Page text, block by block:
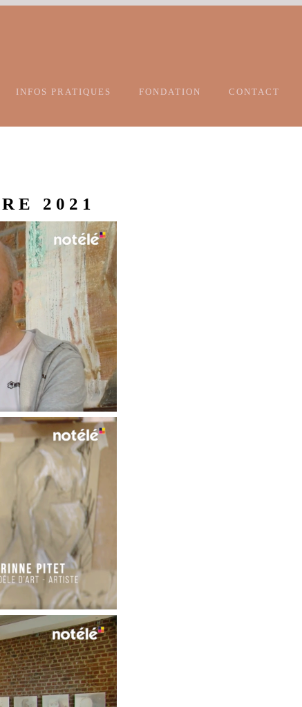
INFOS PRATIQUES FONDATION CONTACT
2021